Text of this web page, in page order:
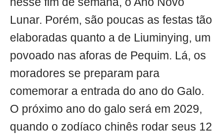
Lunar. Porém, são poucas as festas tão
elaboradas quanto a de Liuminying, um
povoado nas aforas de Pequim. Lá, os
moradores se preparam para
comemorar a entrada do ano do Galo.
O próximo ano do galo será em 2029,
quando o zodíaco chinês rodar seus 12